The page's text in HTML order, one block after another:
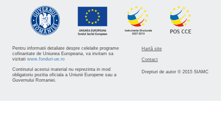
Pentru informatii detaliate despre celelalte programe
cofinantate de Uniunea Europeana, va invitam sa
vizitati www.fonduri-ue.ro
Continutul acestui material nu reprezinta in mod
obligatoriu pozitia oficiala a Uniunii Europene sau a
Guvernului Romaniei.
Hartă site
Contact
Drepturi de autor © 2015 SIAMC